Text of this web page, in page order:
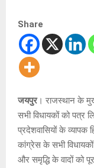
Share
जयपुर। राजस्थान के
सभी विधायकों को
प्रदेशवासियों के
कांग्रेस के सभी
और समृद्धि के वादों को